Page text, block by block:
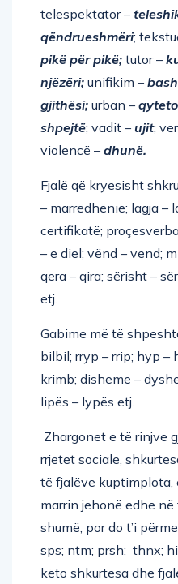
telespektator –
qëndrueshmëri;
pikë për pikë; tutor –
njëzëri; unifikim –
gjithësi; urban –
shpejtë; vadit – ujit;
violencë – dhunë.
Fjalë që kryesisht
– marrëdhënie; lagja –
certifikatë;
– e diel; vënd – vend;
qera – qira; sërisht –
etj.
Gabime më të
bilbil; rryp – rrip; hyp –
krimb; disheme –
lipës – lypës etj.
Zhargonet e të rinjve
rrjetet sociale,
të fjalëve kuptimplota,
marrin jehonë edhe
shumë, por do t’i
sps; ntm; prsh; thnx;
këto shkurtesa dhe